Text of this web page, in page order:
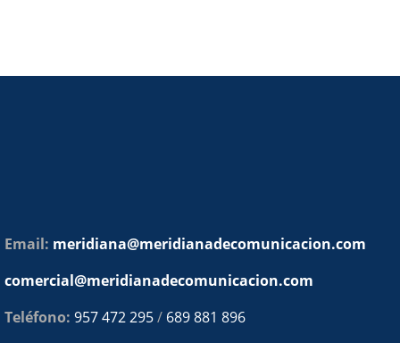
Email: meridiana@meridianadecomunicacion.com
comercial@meridianadecomunicacion.com
Teléfono: 957 472 295/ 689 881 896